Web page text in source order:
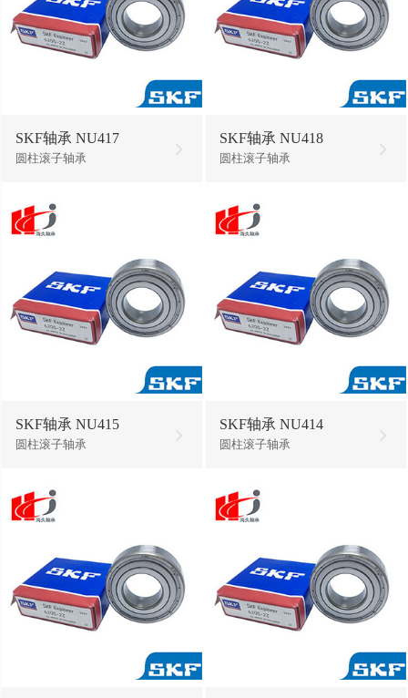
SKF轴承 NU417
圆柱滚子轴承
SKF轴承 NU418
圆柱滚子轴承
SKF轴承 NU415
圆柱滚子轴承
SKF轴承 NU414
圆柱滚子轴承